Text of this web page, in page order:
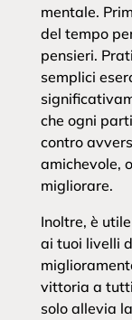
mentale.
del tempo
pensieri.
semplici
che ogni
contro
amichevole,
migliorare.
Inoltre, è
ai tuoi livelli
vittoria a
solo allevia